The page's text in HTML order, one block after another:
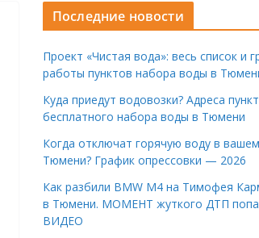
Последние новости
Проект «Чистая вода»: весь список и
работы пунктов набора воды в
Куда приедут водовозки? Адреса
бесплатного набора воды в Тюмени
Когда отключат горячую воду в
Тюмени? График опрессовки — 2026
Как разбили BMW M4 на Тимофея
в Тюмени. МОМЕНТ жуткого ДТП
ВИДЕО